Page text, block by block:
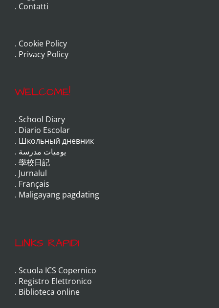
. Contatti
. Cookie Policy
. Privacy Policy
WELCOME!
. School Diary
. Diario Escolar
. Школьный дневник
. يوميات مدرسة
. 學校日記
. Jurnalul
. Français
. Maligayang pagdating
LINKS RAPIDI
. Scuola ICS Copernico
. Registro Elettronico
. Biblioteca online